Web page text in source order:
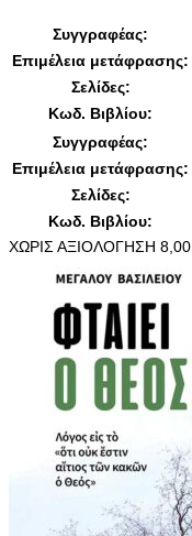
Συγγραφέας:
Επιμέλεια μετάφρασης:
Σελίδες:
Κωδ. Βιβλίου:
Συγγραφέας:
Επιμέλεια μετάφρασης:
Σελίδες:
Κωδ. Βιβλίου:
ΧΩΡΙΣ ΑΞΙΟΛΟΓΗΣΗ 8,00